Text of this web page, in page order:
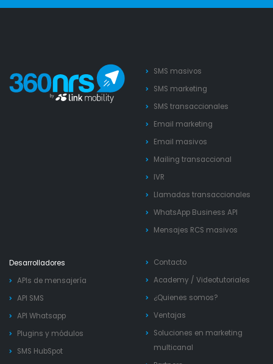
SMS masivos
SMS marketing
SMS transaccionales
Email marketing
Email masivos
Mailing transaccional
IVR
Llamadas transaccionales
WhatsApp Business API
Mensajes RCS masivos
Desarrolladores
APIs de mensajería
API SMS
API Whatsapp
Plugins y módulos
SMS HubSpot
Contacto
Academy / Videotutoriales
¿Quienes somos?
Ventajas
Soluciones en marketing
multicanal